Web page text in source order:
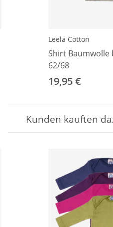
Leela Cotton
Shirt Baumwolle
62/68
19,95 €
Kunden kauften